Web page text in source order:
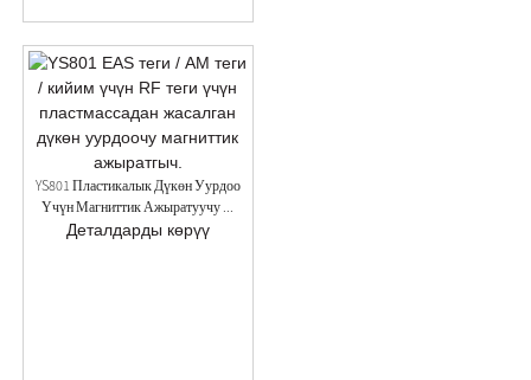
YS801 Пластикалык Дүкөн Уурдоо
Үчүн Магниттик Ажыратуучу ...
Деталдарды көрүү